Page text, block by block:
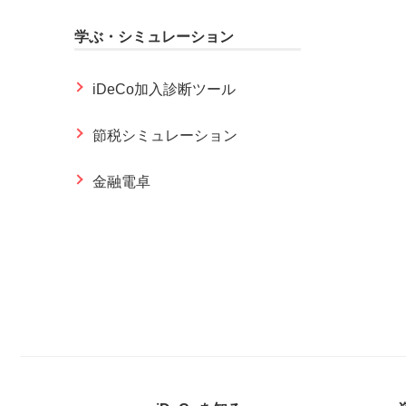
学ぶ・シミュレーション
iDeCo加入診断ツール
節税シミュレーション
金融電卓